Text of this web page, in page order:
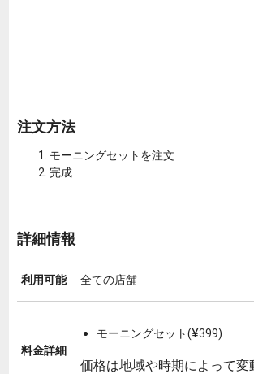
注文方法
モーニングセットを注文
完成
詳細情報
利用可能 全ての店舗
料金詳細
モーニングセット(¥399)
価格は地域や時期によって変